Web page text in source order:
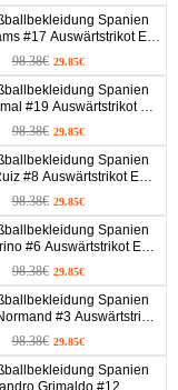
Spanien
#17 Auswärtstrikot EM
(+ kurze hosen)
98.38€ 29.85€
Spanien
#19 Auswärtstrikot EM
(+ kurze hosen)
98.38€ 29.85€
Spanien
#8 Auswärtstrikot EM
(+ kurze hosen)
98.38€ 29.85€
Spanien
#6 Auswärtstrikot EM
(+ kurze hosen)
98.38€ 29.85€
Spanien
#3 Auswärtstrikot
Kurzarm (+ kurze hosen)
98.38€ 29.85€
Spanien
Grimaldo #12